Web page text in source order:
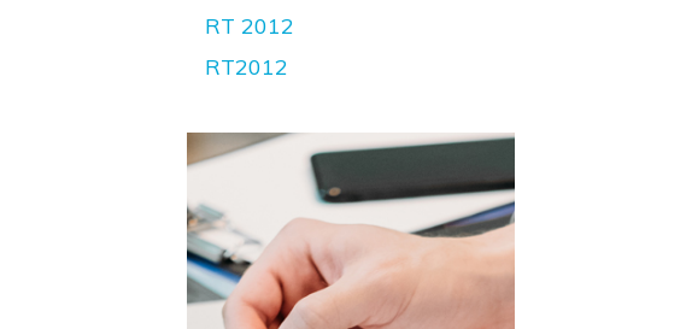
RT 2012
RT2012